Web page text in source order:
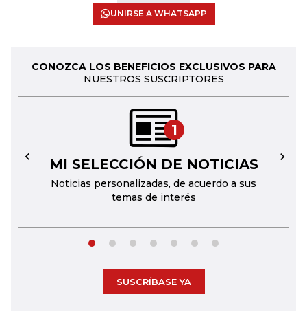
UNIRSE A WHATSAPP
CONOZCA LOS BENEFICIOS EXCLUSIVOS PARA
NUESTROS SUSCRIPTORES
1
MI SELECCIÓN DE NOTICIAS
Noticias personalizadas, de acuerdo a sus
temas de interés
← →
SUSCRÍBASE YA